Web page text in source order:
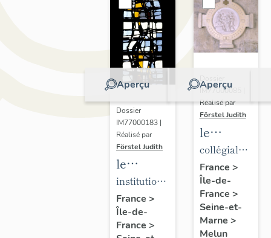
Aperçu
Dossier
IM77000183 |
Réalisé par
Förstel Judith
le
mobilier
de
l'Institution
Saint-
institution
Saint-
Aspais
France >
Île-de-
France >
Aperçu
IM77000085 |
Réalisé par
Förstel Judith
le
mobilier
de la
collégiale
Notre-
Dame
collégiale
Notre-
Dame
France >
Île-de-
France >
Seine-et-
Marne >
Melun